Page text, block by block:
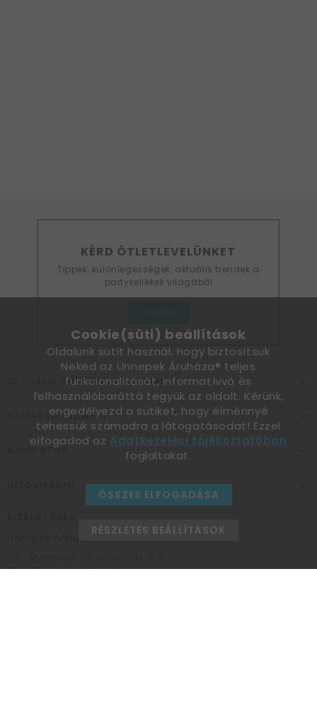
KÉRD ÖTLETLEVELÜNKET
Tippek, különlegességek, aktuális trendek a
partykellékek világából
AKTUÁLIS ÜNNEPEK, ALKALMAK
SZÁMOS SZÜLINAP
AJÁNLATOK
Személyes átvételi pont
Cookie(süti) beállítások
Oldalunk sütit használ, hogy biztosítsuk
Neked az Ünnepek Áruháza® teljes
funkcionalitását, informatívvá és
felhasználóbaráttá tegyük az oldalt. Kérünk,
engedélyezd a sütiket, hogy élménnyé
tehessük számodra a látogatásodat! Ezzel
elfogadod az Adatkezelési tájékoztatóban
foglaltakat.
ÖSSZES ELFOGADÁSA
RÉSZLETES BEÁLLÍTÁSOK